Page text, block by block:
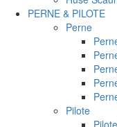
PERNE & PILOTE
Perne
Pilote